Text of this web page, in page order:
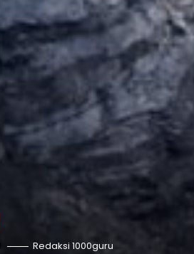
Redaksi 1000guru